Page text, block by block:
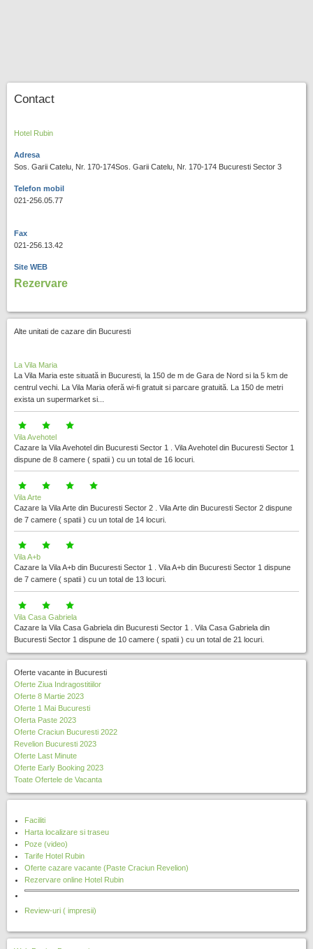
Contact
Hotel Rubin
Adresa
Sos. Garii Catelu, Nr. 170-174Sos. Garii Catelu, Nr. 170-174 Bucuresti Sector 3
Telefon mobil
021-256.05.77
Fax
021-256.13.42
Site WEB
Rezervare
Alte unitati de cazare din Bucuresti
La Vila Maria
La Vila Maria este situată in Bucuresti, la 150 de m de Gara de Nord si la 5 km de
centrul vechi. La Vila Maria oferă wi-fi gratuit si parcare gratuită. La 150 de metri
exista un supermarket si...
Vila Avehotel
Cazare la Vila Avehotel din Bucuresti Sector 1 . Vila Avehotel din Bucuresti Sector 1
dispune de 8 camere ( spatii ) cu un total de 16 locuri.
Vila Arte
Cazare la Vila Arte din Bucuresti Sector 2 . Vila Arte din Bucuresti Sector 2 dispune
de 7 camere ( spatii ) cu un total de 14 locuri.
Vila A+b
Cazare la Vila A+b din Bucuresti Sector 1 . Vila A+b din Bucuresti Sector 1 dispune
de 7 camere ( spatii ) cu un total de 13 locuri.
Vila Casa Gabriela
Cazare la Vila Casa Gabriela din Bucuresti Sector 1 . Vila Casa Gabriela din
Bucuresti Sector 1 dispune de 10 camere ( spatii ) cu un total de 21 locuri.
Oferte vacante in Bucuresti
Oferte Ziua Indragostitiilor
Oferte 8 Martie 2023
Oferte 1 Mai Bucuresti
Oferta Paste 2023
Oferte Craciun Bucuresti 2022
Revelion Bucuresti 2023
Oferte Last Minute
Oferte Early Booking 2023
Toate Ofertele de Vacanta
Faciliti
Harta localizare si traseu
Poze (video)
Tarife Hotel Rubin
Oferte cazare vacante (Paste Craciun Revelion)
Rezervare online Hotel Rubin
Review-uri ( impresii)